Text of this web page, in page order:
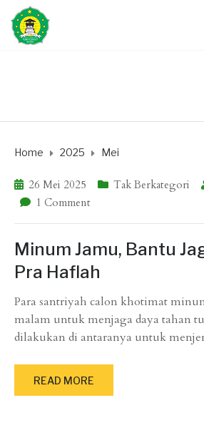
Home 2025 Mei
26 Mei 2025 Tak Berkategori
1 Comment
Minum Jamu, Bantu
Pra Haflah
Para santriyah calon khotimat
malam untuk menjaga daya tahan
dilakukan di antaranya untuk
READ MORE